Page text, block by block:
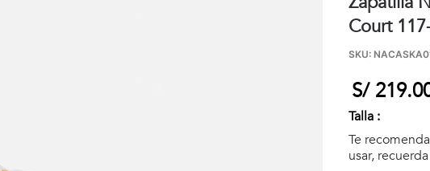
Court
SKU:
S/ 219.
Talla :
Te
usar,